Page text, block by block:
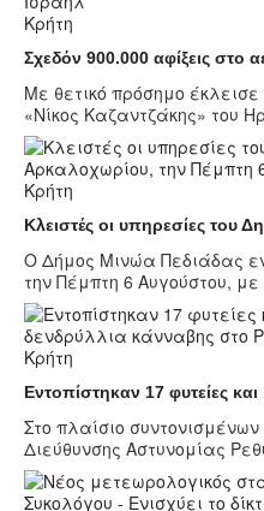
Κρήτη
Σχεδόν 900.000 αφίξεις στο
Με θετικό πρόσημο έκλεισε
«Νίκος Καζαντζάκης» του
Κρήτη
Κλειστές οι υπηρεσίες του
Ο Δήμος Μινώα Πεδιάδας
την Πέμπτη 6 Αυγούστου,
Κρήτη
Εντοπίστηκαν 17 φυτείες
Στο πλαίσιο
Διεύθυνσης Αστυνομίας